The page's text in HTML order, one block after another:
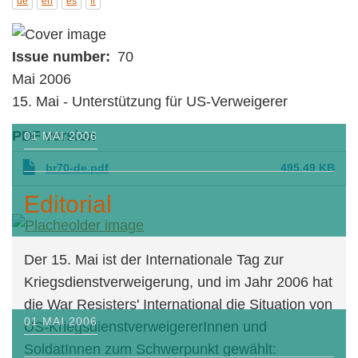
Issue number
70
Mai 2006
15. Mai - Unterstützung für US-Verweigerer
PDF version
br70-de.pdf 495.49 KB
01 MAI 2006
Editorial
Der 15. Mai ist der Internationale Tag zur
Kriegsdienstverweigerung, und im Jahr 2006
hat die War Resisters' International die
Situation von US-
KriegsdienstverweigererInnen und